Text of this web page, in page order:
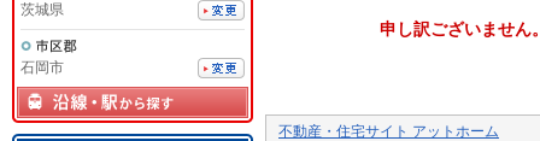
申し訳ございません
不動産・住宅サイト アットホーム
茨城県
石岡市